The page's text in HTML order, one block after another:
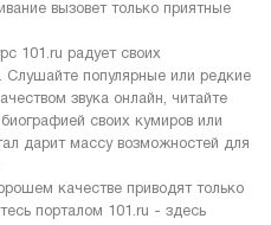
вызовет только приятные
101.ru радует своих
Слушайте популярные или редкие
звука онлайн, читайте
своих кумиров или
дарит массу возможностей для
качестве приводят только
порталом 101.ru - здесь